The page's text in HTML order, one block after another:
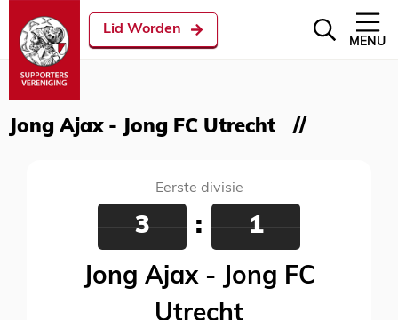
Lid Worden
MENU
Jong Ajax - Jong FC Utrecht
Eerste divisie
3 : 1
Jong Ajax - Jong FC
Utrecht